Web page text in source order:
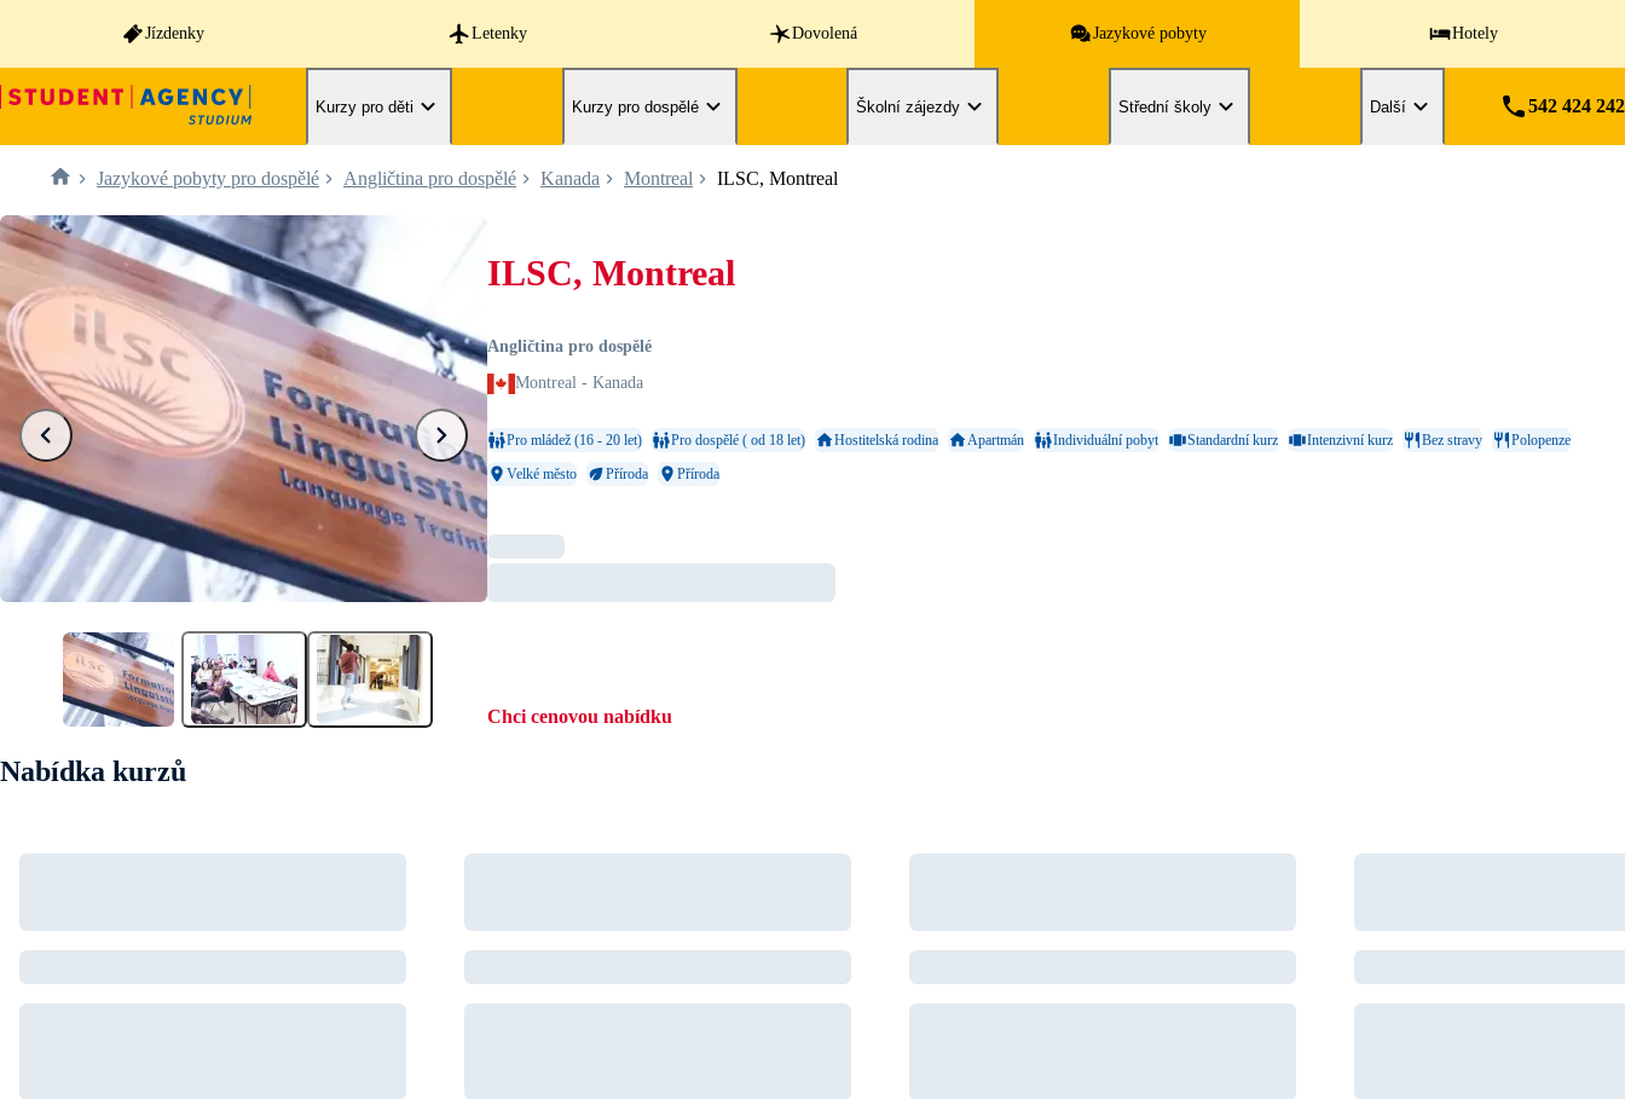
Jízdenky Letenky Dovolená Jazykové pobyty Hotely
Kurzy pro děti Kurzy pro dospělé Školní zájezdy Střední školy Další 542 424 242
Jazykové pobyty pro dospělé Angličtina pro dospělé Kanada Montreal ILSC, Montreal
ILSC, Montreal
Angličtina pro dospělé
Montreal - Kanada
Pro mládež (16 - 20 let) Pro dospělé ( od 18 let) Hostitelská rodina Apartmán Individuální pobyt Standardní kurz Intenzivní kurz Bez stravy
Polopenze
Velké město
Příroda Příroda
Chci cenovou nabídku
Nabídka kurzů